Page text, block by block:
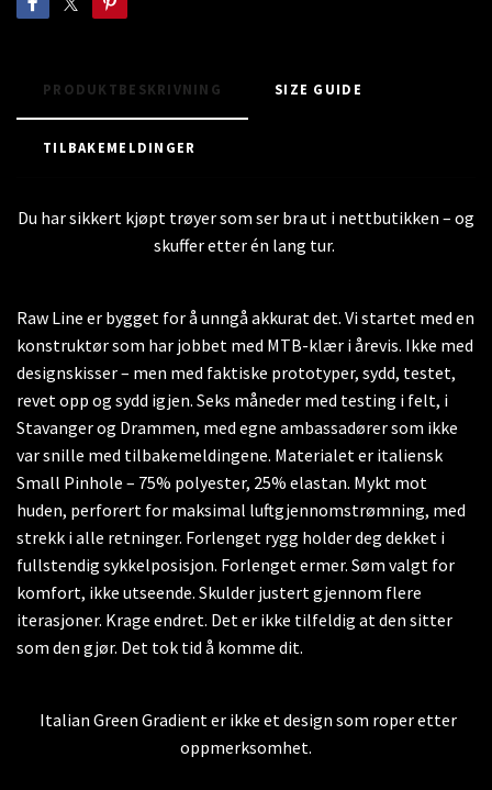
PRODUKTBESKRIVNING SIZE GUIDE
TILBAKEMELDINGER
Du har sikkert kjøpt trøyer som ser bra ut i nettbutikken – og
skuffer etter én lang tur.
Raw Line er bygget for å unngå akkurat det. Vi startet med en
konstruktør som har jobbet med MTB-klær i årevis. Ikke med
designskisser – men med faktiske prototyper, sydd, testet,
revet opp og sydd igjen. Seks måneder med testing i felt, i
Stavanger og Drammen, med egne ambassadører som ikke
var snille med tilbakemeldingene. Materialet er italiensk
Small Pinhole – 75% polyester, 25% elastan. Mykt mot
huden, perforert for maksimal luftgjennomstrømning, med
strekk i alle retninger. Forlenget rygg holder deg dekket i
fullstendig sykkelposisjon. Forlenget ermer. Søm valgt for
komfort, ikke utseende. Skulder justert gjennom flere
iterasjoner. Krage endret. Det er ikke tilfeldig at den sitter
som den gjør. Det tok tid å komme dit.
Italian Green Gradient er ikke et design som roper etter
oppmerksomhet.